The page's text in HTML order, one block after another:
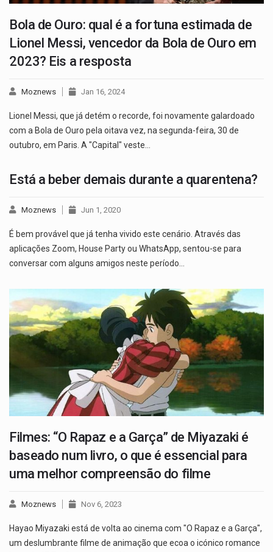
Bola de Ouro: qual é a fortuna estimada de
Lionel Messi, vencedor da Bola de Ouro em
2023? Eis a resposta
Moznews Jan 16, 2024
Lionel Messi, que já detém o recorde, foi novamente galardoado
com a Bola de Ouro pela oitava vez, na segunda-feira, 30 de
outubro, em Paris. A "Capital" veste…
Está a beber demais durante a quarentena?
Moznews Jun 1, 2020
É bem provável que já tenha vivido este cenário. Através das
aplicações Zoom, House Party ou WhatsApp, sentou-se para
conversar com alguns amigos neste período…
Filmes: “O Rapaz e a Garça” de Miyazaki é
baseado num livro, o que é essencial para
uma melhor compreensão do filme
Moznews Nov 6, 2023
Hayao Miyazaki está de volta ao cinema com "O Rapaz e a Garça",
um deslumbrante filme de animação que ecoa o icónico romance